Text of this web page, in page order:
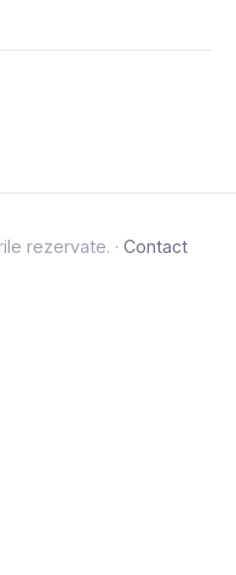
rezervate. · Contact